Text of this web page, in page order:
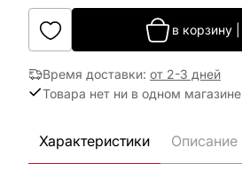
в корзину|
Время доставки: от 2-3 дней
Товара нет ни в одном магазине
Характеристики Описание